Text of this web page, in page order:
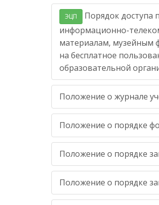
ЭЦП
Порядок доступа
информационно-
материалам, музейным
на бесплатное
образовательной
Положение о журнале
Положение о порядке
Положение о порядке
Положение о порядке